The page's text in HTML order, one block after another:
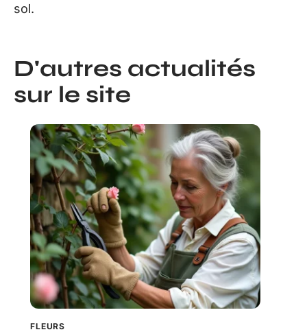
sol.
D'autres actualités
sur le site
FLEURS